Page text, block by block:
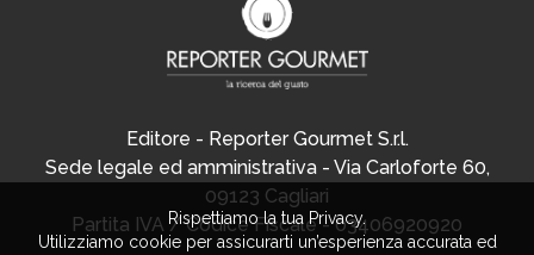
Editore - Reporter Gourmet S.r.l.
Sede legale ed amministrativa - Via Carloforte 60,
09123 Cagliari
Partita IVA / Codice Fiscale - 03406920920
Rispettiamo la tua Privacy.
Utilizziamo cookie per assicurarti un’esperienza accurata ed